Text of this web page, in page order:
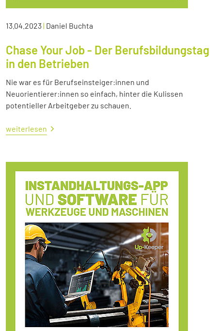
13.04.2023| Daniel Buchta
Chase Your Job - Der Berufsbildungstag
in den Betrieben
Nie war es für Berufseinsteiger:innen und
Neuorientierer:innen so einfach, hinter die Kulissen
potentieller Arbeitgeber zu schauen.
weiterlesen